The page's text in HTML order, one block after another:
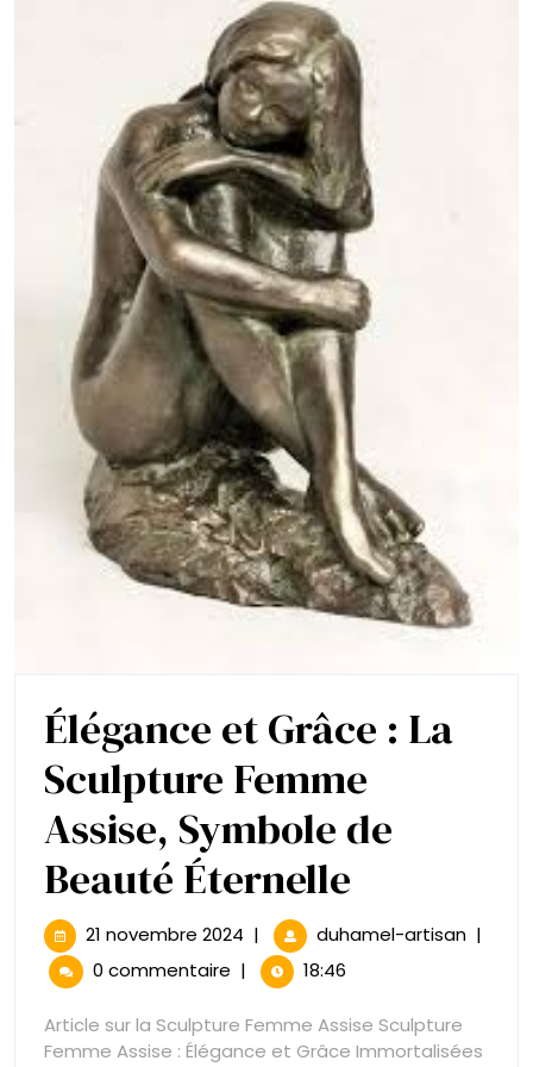
Beauté
Immortelle
Élégance et Grâce : La
Sculpture Femme
Assise, Symbole de
Beauté Éternelle
et
:
21 novembre 2024 21
novembre
2024
| duhamel-artisan |
0 commentaire | 18:46
Article sur la Sculpture Femme Assise Sculpture
Femme Assise : Élégance et Grâce Immortalisées